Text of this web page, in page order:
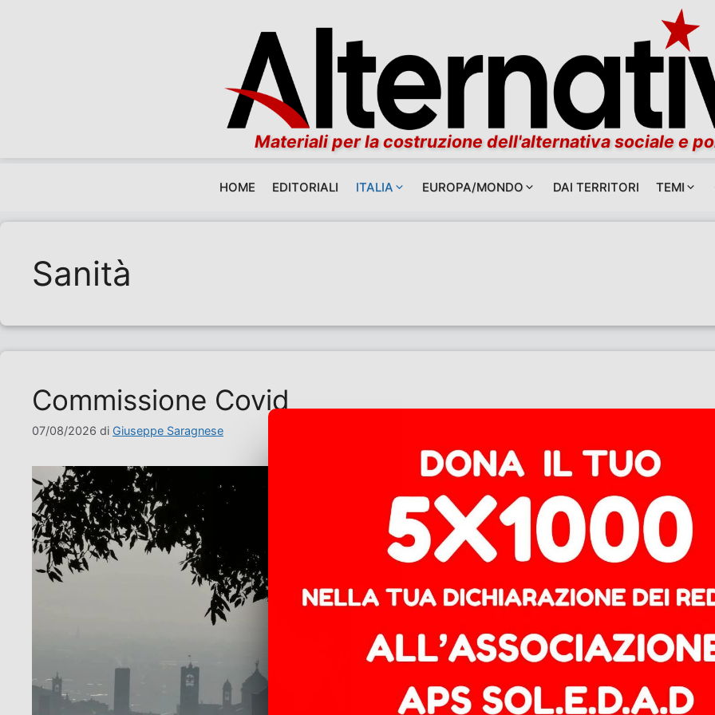
Materiali per la costruzione dell'alternativa sociale e
HOME EDITORIALI ITALIA EUROPA/MONDO DAI TERRITORI TEMI
Sanità
Commissione Covid
07/08/2026 di Giuseppe Saragnese